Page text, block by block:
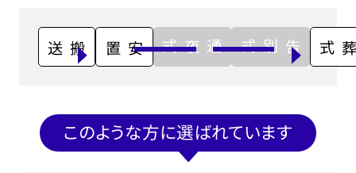
搬送 安置 通夜式 告別式 火葬式
このような方に選ばれています